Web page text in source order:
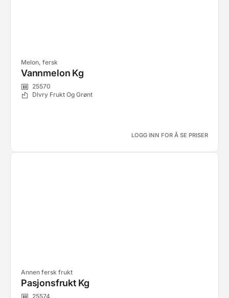
Melon, fersk
Vannmelon Kg
25570
Dlvry Frukt Og Grønt
LOGG INN FOR Å SE PRISER
Annen fersk frukt
Pasjonsfrukt Kg
25574